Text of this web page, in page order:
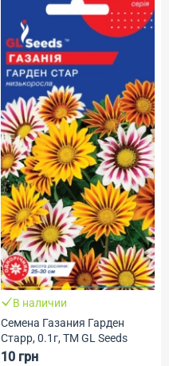
В наличии
Семена Газания Гарден
Старр, 0.1г, ТМ GL Seeds
10 грн